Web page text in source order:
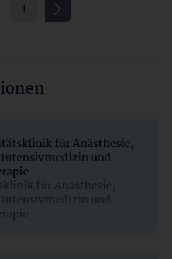
1
für Anästhesie,
und
für Anästhesie,
und